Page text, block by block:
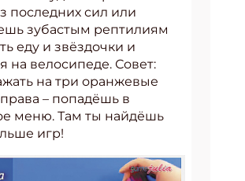
последних сил или
зубастым рептилиям
еду и звёздочки и
на велосипеде. Совет:
на три оранжевые
– попадёшь в
меню. Там ты найдёшь
игр!